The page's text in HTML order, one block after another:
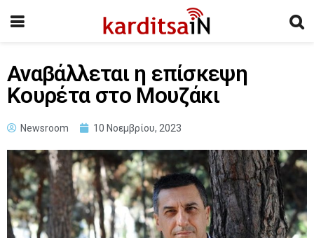
Αναβάλλεται η επίσκεψη
Κουρέτα στο Μουζάκι
Newsroom 10 Νοεμβρίου, 2023